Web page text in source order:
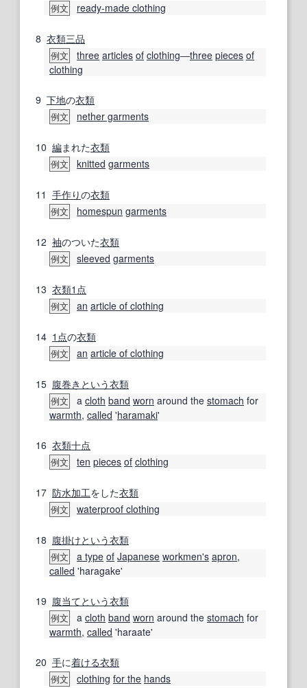
例文 ready-made clothing
8 衣類三品
例文 three articles of clothing―three pieces of
clothing
9 下地の衣類
例文 nether garments
10 編まれた衣類
例文 knitted garments
11 手作りの衣類
例文 homespun garments
12 袖のついた衣類
例文 sleeved garments
13 衣類1点
例文 an article of clothing
14 1点の衣類
例文 an article of clothing
15 腹巻き という衣類
例文 a cloth band worn around the stomach for
warmth, called 'haramaki'
16 衣類十点
例文 ten pieces of clothing
17 防水加工をした衣類
例文 waterproof clothing
18 腹掛けという衣類
例文 a type of Japanese workmen's apron,
called 'haragake'
19 腹当てという衣類
例文 a cloth band worn around the stomach for
warmth, called 'haraate'
20 手に着ける衣類
例文 clothing for the hands